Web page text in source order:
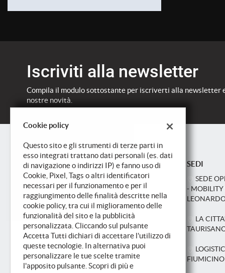
Iscriviti alla newsletter
Compila il modulo sottostante per iscriverti alla newsletter
nostre novità.
SEDI
SEDE
- MOBILITY
LA
FIUMICINO
Cookie policy
Questo sito e gli strumenti di terze parti in
esso integrati trattano dati personali (es. dati
di navigazione o indirizzi IP) e fanno uso di
Cookie, Pixel, Tags o altri identificatori
necessari per il funzionamento e per il
raggiungimento delle finalità descritte nella
cookie policy, tra cui il miglioramento delle
funzionalità del sito e la pubblicità
personalizzata. Cliccando sul pulsante
Accetta Tutti dichiari di accettare l'utilizzo di
queste tecnologie. In alternativa puoi
personalizzare le tue scelte tramite
l'apposito pulsante. Scopri di più e